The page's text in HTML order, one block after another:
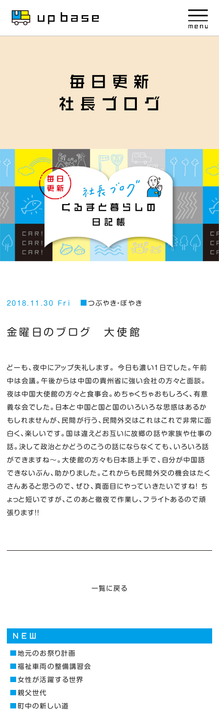
2018.11.30 Fri つぶやき・ぼやき
金曜日のブログ 大使館
どーも、夜中にアップ失礼します。 今日も濃い１日でした。午前
中は会議。午後からは中国の貴州省に強い会社の方々と面談。
夜は中国大使館の方々と食事会。めちゃくちゃおもしろく、有意
義な会でした。日本と中国と国と国のいろいろな思惑はあるか
もしれませんが、民間が行う、民間外交はこれはこれで非常に面
白く、楽しいです。国は違えどお互いに故郷の話や家族や仕事の
話。決して政治とかどうのこうの話にならなくても、いろいろ話
ができますね～。大使館の方々も日本語上手で、自分が中国語
できないぶん、助かりました。これからも民間外交の機会はたく
さんあると思うので、ぜひ、真面目にやっていきたいですね！ ち
ょっと短いですが、このあと徹夜で作業し、フライトあるので頑
張ります！！
一覧に戻る
地元のお祭り計画
福祉車両の整備講習会
女性が活躍する世界
親父世代
町中の新しい道